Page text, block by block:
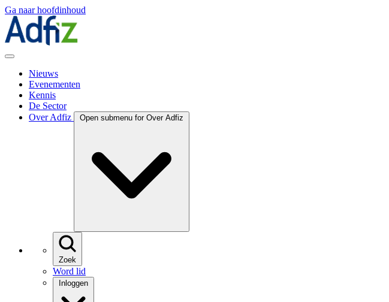
Ga naar hoofdinhoud
Nieuws
Evenementen
Kennis
De Sector
Over Adfiz
Open submenu for Over Adfiz
Zoek
Word lid
Inloggen